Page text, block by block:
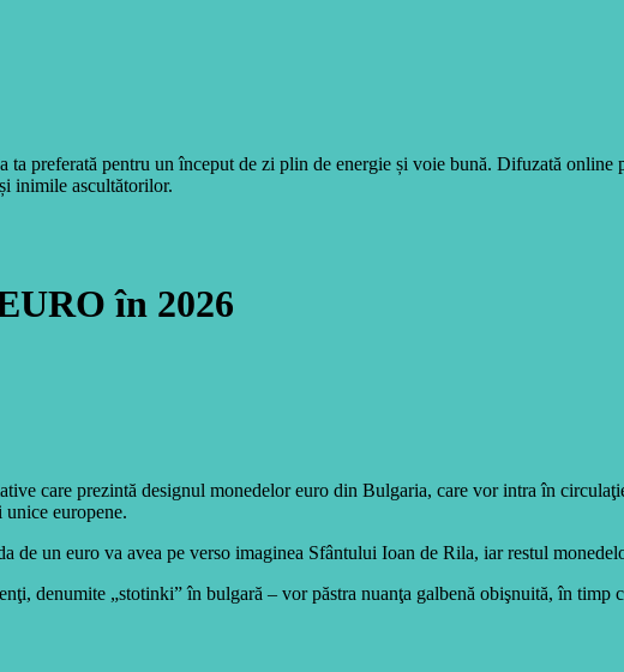
preferată pentru un început de zi plin de energie și voie bună. Difuzată
inimile ascultătorilor.
în 2026
care prezintă designul monedelor euro din Bulgaria, care vor intra în
europene.
de un euro va avea pe verso imaginea Sfântului Ioan de Rila, iar restul
denumite „stotinki” în bulgară – vor păstra nuanţa galbenă obişnuită, în